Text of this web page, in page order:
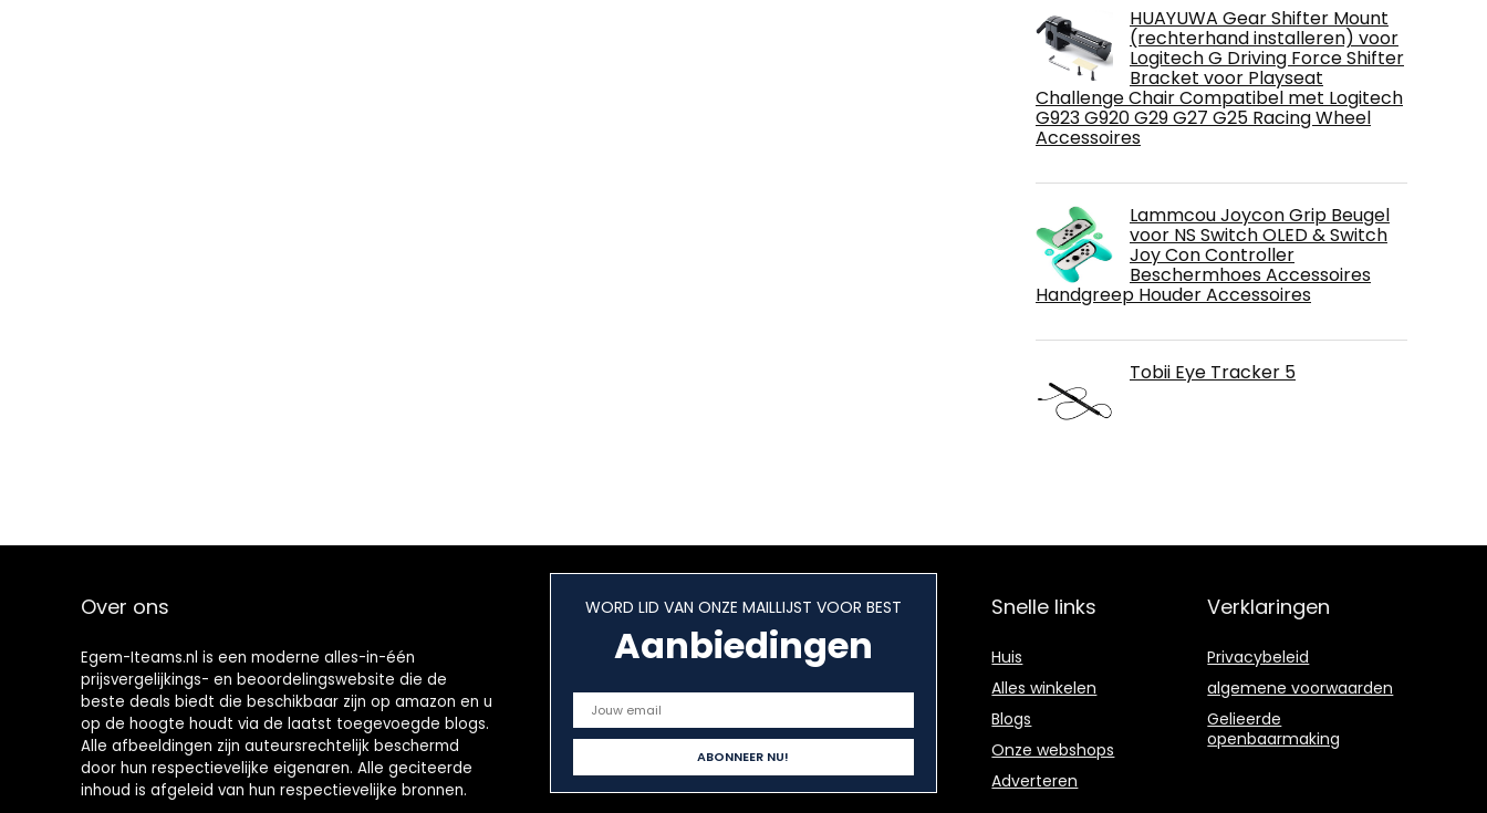
HUAYUWA Gear Shifter Mount
(rechterhand installeren) voor
Logitech G Driving Force Shifter
Bracket voor Playseat
Challenge Chair Compatibel met Logitech
G923 G920 G29 G27 G25 Racing Wheel
Accessoires
Lammcou Joycon Grip Beugel
voor NS Switch OLED & Switch
Joy Con Controller
Beschermhoes Accessoires
Handgreep Houder Accessoires
Tobii Eye Tracker 5
Over ons
Egem-Iteams.nl is een moderne alles-in-één
prijsvergelijkings- en beoordelingswebsite die de
beste deals biedt die beschikbaar zijn op amazon en u
op de hoogte houdt via de laatst toegevoegde blogs.
Alle afbeeldingen zijn auteursrechtelijk beschermd
door hun respectievelijke eigenaren. Alle geciteerde
inhoud is afgeleid van hun respectievelijke bronnen.
WORD LID VAN ONZE MAILLIJST VOOR BEST
Aanbiedingen
Snelle links
Huis
Alles winkelen
Blogs
Onze webshops
Adverteren
Verklaringen
Privacybeleid
algemene voorwaarden
Gelieerde
openbaarmaking